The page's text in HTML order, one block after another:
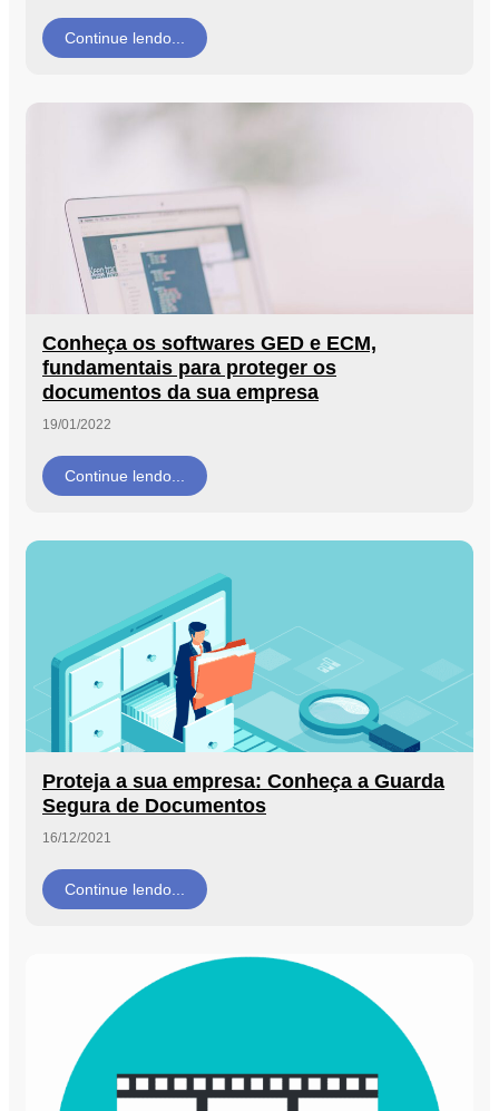
Continue lendo...
Conheça os softwares GED e ECM,
fundamentais para proteger os
documentos da sua empresa
19/01/2022
Continue lendo...
Proteja a sua empresa: Conheça a Guarda
Segura de Documentos
16/12/2021
Continue lendo...